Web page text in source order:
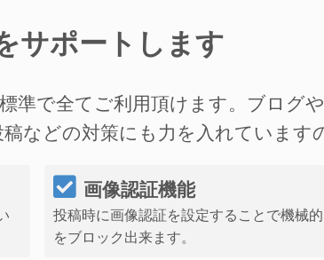
サポートします
準で全てご利用頂けます。ブログ
などの対策にも力を入れています
画像認証機能
投稿時に画像認証を設定することで機械
をブロック出来ます。